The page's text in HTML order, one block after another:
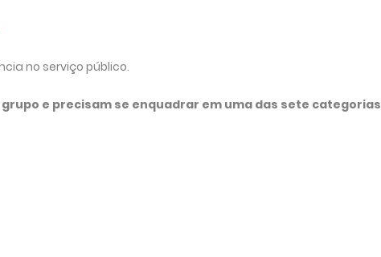
no serviço público.
e precisam se enquadrar em uma das sete